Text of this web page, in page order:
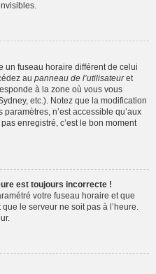
un fuseau horaire différent de celui
au panneau de l’utilisateuret
à la zone où vous vous
etc.). Notez que la modification
n’est accessible qu’aux
enregistré, c’est le bon moment
est toujours incorrecte !
votre fuseau horaire et que
le serveur ne soit pas à l’heure.